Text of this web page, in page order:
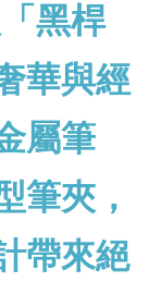
黑桿
華與經
屬筆
筆夾，
帶來絕